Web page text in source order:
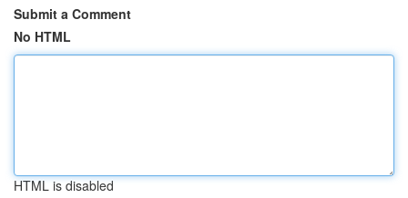
Submit a Comment
No HTML
HTML is disabled